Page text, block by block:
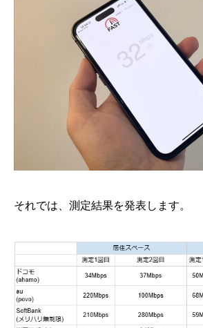
それでは、測定結果を発表します。